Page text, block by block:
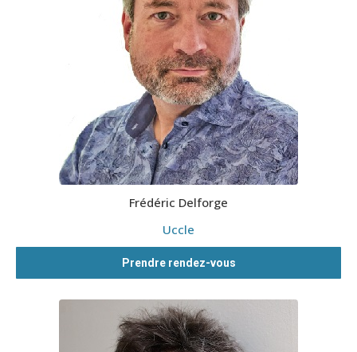
Frédéric Delforge
Uccle
Prendre rendez-vous